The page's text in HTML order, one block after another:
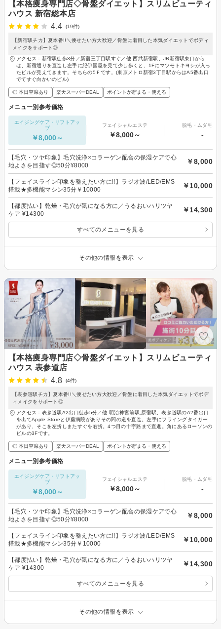
【本格痩身専門店◇骨盤ダイエット】スリムビューティ
ハウス 新宿総本店
4.4
(19件)
【新宿駅チカ】夏本番!!＼痩せたい方大歓迎／骨盤に着目した本気ダイエットでボディ
メイクをサポート◎
アクセス：新宿駅徒歩3分／新宿三丁目駅すぐ／他 西武新宿駅、JR新宿駅東口から
は、新宿通りを直進し左手に紀伊国屋を見て少し歩くと、1Fにマツモトキヨシが入っ
たビルが見えてきます。そちらの5Ｆです。(東京メトロ新宿3丁目駅からはA5番出口
でてすぐ向かいのビル)
◎ 本日空席あり 楽天スーパーDEAL ポイントが貯まる・使える
メニュー別参考価格
エイジングケア・リフトアッ
プ
￥8,000～
フェイシャルエステ
￥8,000～
脱毛・ムダ毛処
-
【毛穴・ツヤ印象】毛穴洗浄×コラーゲン配合の保湿ケアで心
地よさを目指す◎50分¥8000
￥8,000
【フェイスライン印象を整えたい方に!!】ラジオ波/LED/EMS
搭載★多機能マシン35分￥10000
￥10,000
【都度払い】乾燥・毛穴が気になる方に／うるおいハリツヤ
ケア ¥14300
￥14,300
すべてのメニューを見る
その他の情報を表示
【本格痩身専門店◇骨盤ダイエット】スリムビューティ
ハウス 表参道店
4.8
(4件)
【表参道駅チカ】夏本番!!＼痩せたい方大歓迎／骨盤に着目した本気ダイエットでボデ
ィメイクをサポート◎
アクセス：表参道駅A2出口徒歩5分／他 明治神宮前駅,原宿駅、表参道駅のA2番出口
を出てApple Storeと伊藤病院がありその間の道を直進。左手にフライングタイガー
があり、そこを左折しまたすぐを右折。4つ目の十字路まで直進。角にあるローソンの
ビルの3Fです。
◎ 本日空席あり 楽天スーパーDEAL ポイントが貯まる・使える
メニュー別参考価格
エイジングケア・リフトアッ
プ
￥8,000～
フェイシャルエステ
￥8,000～
脱毛・ムダ毛処
-
【毛穴・ツヤ印象】毛穴洗浄×コラーゲン配合の保湿ケアで心
地よさを目指す◎50分¥8000
￥8,000
【フェイスライン印象を整えたい方に!!】ラジオ波/LED/EMS
搭載★多機能マシン35分￥10000
￥10,000
【都度払い】乾燥・毛穴が気になる方に／うるおいハリツヤ
ケア ¥14300
￥14,300
すべてのメニューを見る
その他の情報を表示